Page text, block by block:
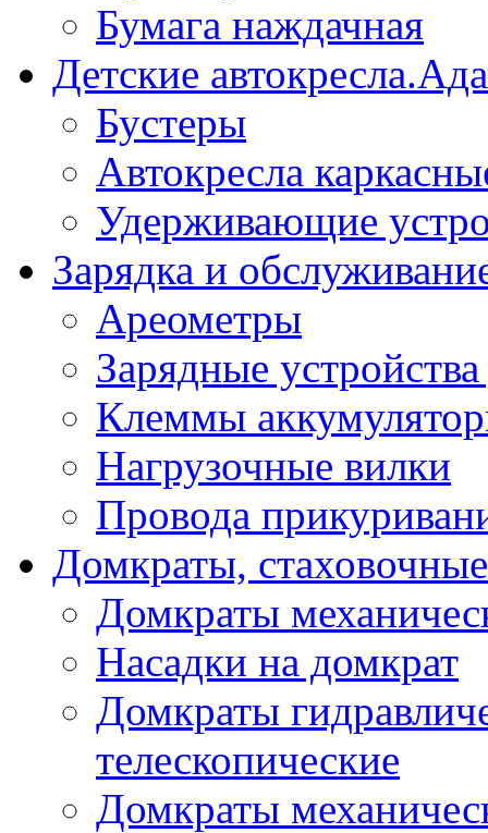
Бумага наждачная
Детские
Бустеры
Автокресла
Удерживающие
Зарядка и
Ареометры
Зарядные
Клеммы
Нагрузочные вилки
Провода
Домкраты,
Домкраты
Насадки на домкрат
Домкраты
телескопические
Домкраты